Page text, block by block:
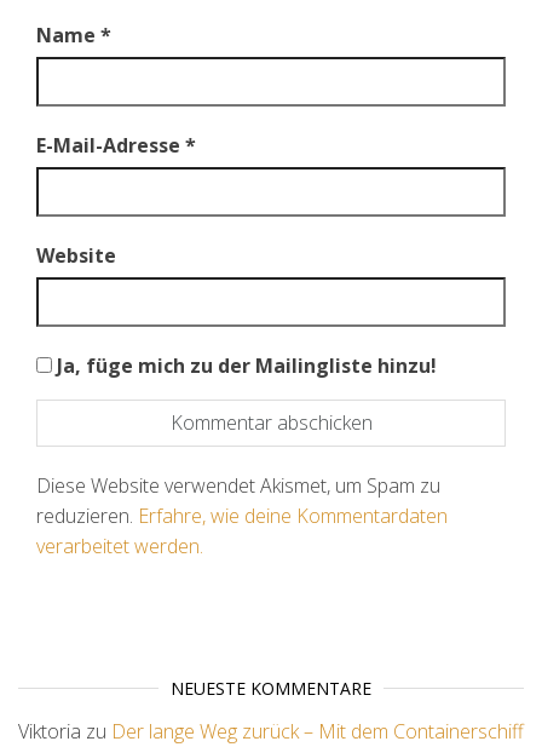
Name *
E-Mail-Adresse *
Website
Ja, füge mich zu der Mailingliste hinzu!
Diese Website verwendet Akismet, um Spam zu
reduzieren. Erfahre, wie deine Kommentardaten
verarbeitet werden.
NEUESTE KOMMENTARE
Viktoria zu Der lange Weg zurück – Mit dem Containerschiff